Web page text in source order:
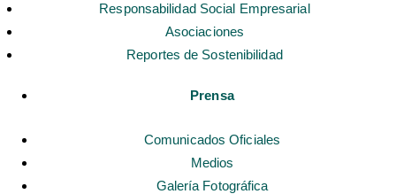
Responsabilidad Social Empresarial
Asociaciones
Reportes de Sostenibilidad
Prensa
Comunicados Oficiales
Medios
Galería Fotográfica